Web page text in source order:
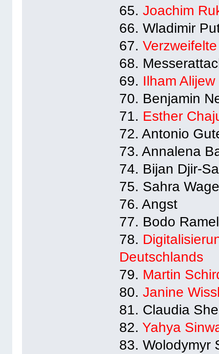
65.Joachim
66. Wladimir
67.
68.
69. Ilham Alijew
70. Benjamin
71. Esther
72. Antonio
73. Annalena
74. Bijan Djir-
75. Sahra
76. Angst
77. Bodo
78.
Deutschlands
79. Martin
80.Janine
81. Claudia
82.Yahya
83. Wolodymyr